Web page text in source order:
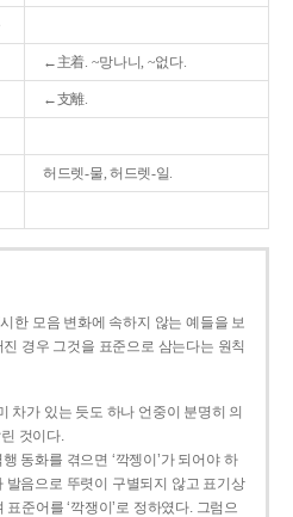
←主着. ~망나니, ~없다.
←支離.
허드렛-물, 허드렛-일.
한 모음 변화에 속하지 않는 예들을 보
경우 그것을 표준으로 삼는다는 원칙
차가 있는 듯도 하나 언중이 분명히 의
것이다.
동화를 겪으면 ‘깍젱이’가 되어야 하
발음으로 뚜렷이 구별되지 않고 표기상
표준어를 ‘깍쟁이’로 정하였다. 그럼으